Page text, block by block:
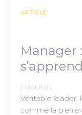
ARTICLE
Manager
s’apprend
3 MAI 2024
Véritable leader,
comme la pierre